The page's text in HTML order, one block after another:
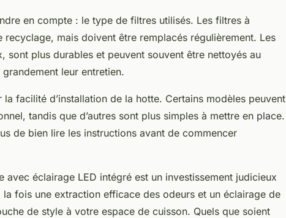
en compte : le type de filtres utilisés. Les filtres à
mais doivent être remplacés régulièrement. Les
sont plus durables et peuvent souvent être nettoyés au
leur entretien.
la facilité d’installation de la hotte. Certains modèles peuvent
tandis que d’autres sont plus simples à mettre en place.
de bien lire les instructions avant de commencer
avec éclairage LED intégré est un investissement judicieux
fois une extraction efficace des odeurs et un éclairage de
de style à votre espace de cuisson. Quels que soient